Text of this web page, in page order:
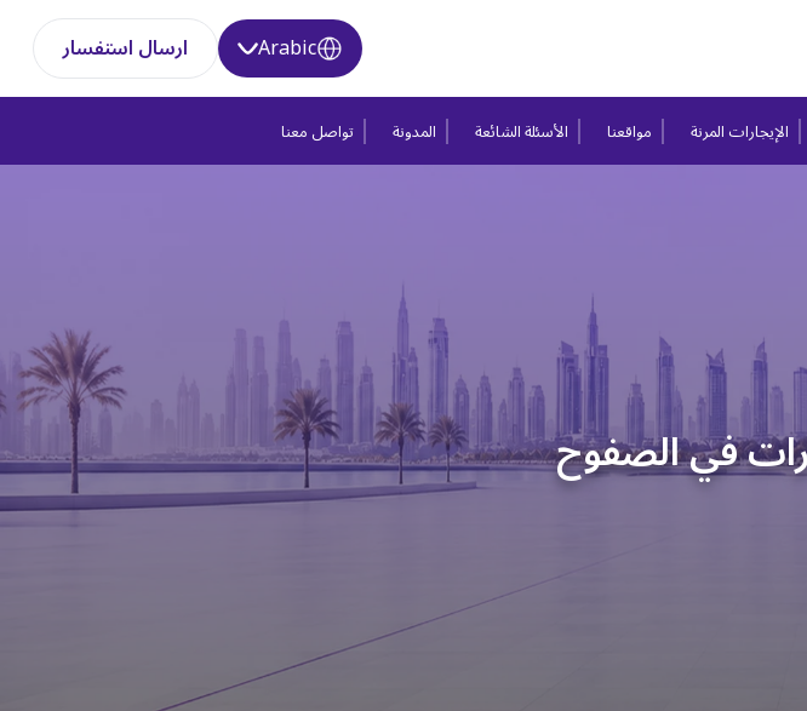
Arabic ارسال استفسار
الإيجارات المرنة مواقعنا الأسئلة الشائعة المدونة تواصل معنا
في الصفوح